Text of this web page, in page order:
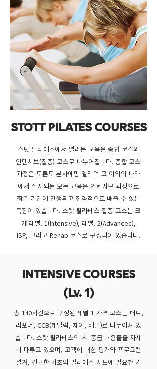
STOTT PILATES COURSES
스탓 필라테스에서 열리는 교육은 종합 코스와
인텐시브(집중) 코스로 나누어집니다. 종합 코스
과정은 토론토 본사에만 열리며 그 이외의 나라
에서 실시되는 모든 교육은 인텐시브 과정으로
짧은 기간에 진행되고 집약적으로 배울 수 있는
특징이 있습니다. 스탓 필라테스 집중 코스는 크
게 레벨. 1(Intensive), 레벨. 2(Advanced),
ISP, 그리고 Rehab 코스로 구성되어 있습니다.
INTENSIVE COURSES
(Lv. 1)
총 140시간으로 구성된 레벨 1 자격 코스는 매트,
리포머, CCB(캐딜락, 체어, 배럴)로 나누어져 있
습니다. 스탓 필라테스의 초. 중급 내용들을 자세
히 다루고 있으며, 고객에 대한 평가와 프로그램
설계, 견고한 기초와 필라테스 지도에 필요한 기